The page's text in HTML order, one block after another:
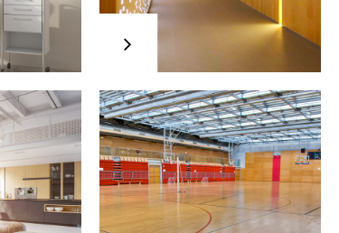
haut
du
en Île-de-